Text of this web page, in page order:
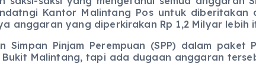
Kantor Malintang Pos untuk diberitakan
anggaran yang diperkirakan Rp 1,2 Milyar lebih
Pinjam Perempuan (SPP) dalam paket
Bukit Malintang, tapi ada dugaan anggaran